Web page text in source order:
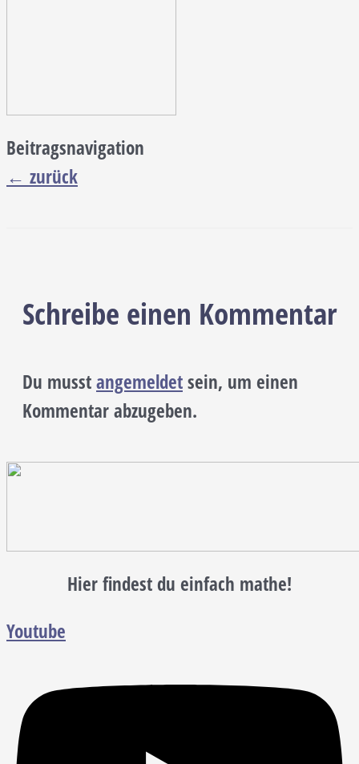
Beitragsnavigation
← zurück
Schreibe einen Kommentar
Du musstangemeldetsein, um einen
Kommentar abzugeben.
Hier findest du einfach mathe!
Youtube